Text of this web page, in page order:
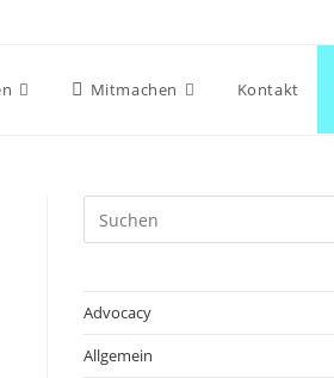
Mitmachen Kontakt
Advocacy
Allgemein